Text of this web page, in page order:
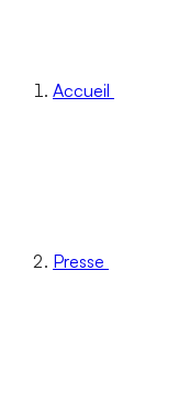
Accueil
Presse